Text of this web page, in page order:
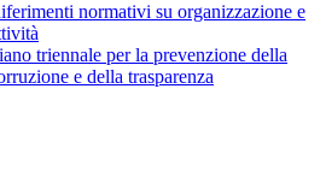
normativi su organizzazione e
triennale per la prevenzione della
e della trasparenza